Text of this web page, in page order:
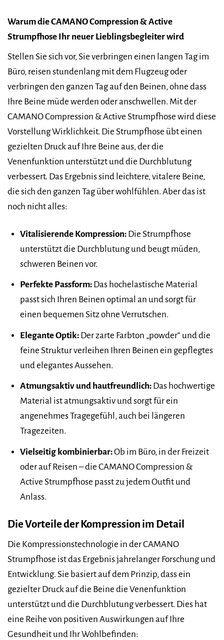
Warum die CAMANO Compression & Active
Strumpfhose Ihr neuer Lieblingsbegleiter wird
Stellen Sie sich vor, Sie verbringen einen langen Tag im
Büro, reisen stundenlang mit dem Flugzeug oder
verbringen den ganzen Tag auf den Beinen, ohne dass
Ihre Beine müde werden oder anschwellen. Mit der
CAMANO Compression & Active Strumpfhose wird diese
Vorstellung Wirklichkeit. Die Strumpfhose übt einen
gezielten Druck auf Ihre Beine aus, der die
Venenfunktion unterstützt und die Durchblutung
verbessert. Das Ergebnis sind leichtere, vitalere Beine,
die sich den ganzen Tag über wohlfühlen. Aber das ist
noch nicht alles:
Vitalisierende Kompression:Die Strumpfhose
unterstützt die Durchblutung und beugt müden,
schweren Beinen vor.
Perfekte Passform:Das hochelastische Material
passt sich Ihren Beinen optimal an und sorgt für
einen bequemen Sitz ohne Verrutschen.
Elegante Optik:Der zarte Farbton „powder“ und die
feine Struktur verleihen Ihren Beinen ein gepflegtes
und elegantes Aussehen.
Atmungsaktiv und hautfreundlich:Das hochwertige
Material ist atmungsaktiv und sorgt für ein
angenehmes Tragegefühl, auch bei längeren
Tragezeiten.
Vielseitig kombinierbar:Ob im Büro, in der Freizeit
oder auf Reisen – die CAMANO Compression &
Active Strumpfhose passt zu jedem Outfit und
Anlass.
Die Vorteile der Kompression im Detail
Die Kompressionstechnologie in der CAMANO
Strumpfhose ist das Ergebnis jahrelanger Forschung und
Entwicklung. Sie basiert auf dem Prinzip, dass ein
gezielter Druck auf die Beine die Venenfunktion
unterstützt und die Durchblutung verbessert. Dies hat
eine Reihe von positiven Auswirkungen auf Ihre
Gesundheit und Ihr Wohlbefinden: